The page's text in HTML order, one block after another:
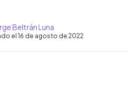
Beltrán Luna
el 16 de agosto de 2022